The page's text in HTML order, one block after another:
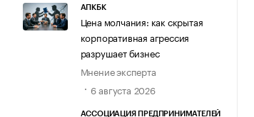
АПКБК
Цена молчания: как скрытая
корпоративная агрессия
разрушает бизнес
Мнение эксперта
6 августа 2026
АССОЦИАЦИЯ ПРЕДПРИНИМАТЕЛЕЙ